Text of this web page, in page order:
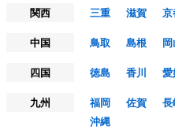
関西
三重 滋賀
中国
鳥取 島根
四国
徳島 香川
九州
福岡 佐賀
沖縄